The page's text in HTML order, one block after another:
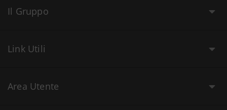
Il Gruppo
Link Utili
Area Utente